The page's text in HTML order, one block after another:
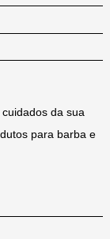
da sua
para barba e